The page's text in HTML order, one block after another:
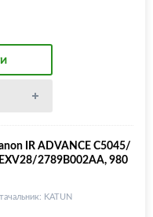
IR ADVANCE C5045/
2789B002AA, 980
KATUN